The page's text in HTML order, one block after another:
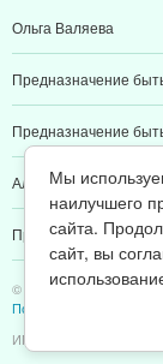
Ольга Валяева
Предназначение
Предназначение
Алексей Валяев
Предназначение
© 2011-2026
Политика
ИП Валяев А. В. | ИНН
Мы
наилучшего
сайта.
сайт, вы